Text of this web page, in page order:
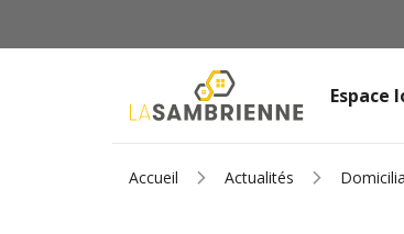
Espace
Accueil Actualités